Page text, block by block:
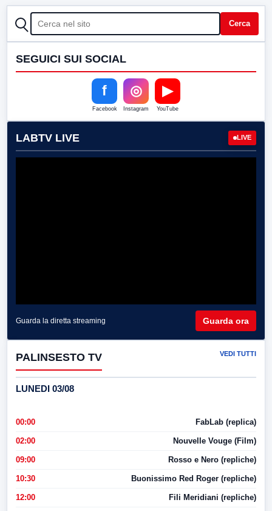
CERCA Cerca
SEGUICI SUI SOCIAL
f
Facebook
◎
Instagram
▶
YouTube
LABTV LIVE LIVE
Guarda la diretta streaming Guarda ora
PALINSESTO TV VEDI TUTTI
LUNEDI 03/08
00:00 FabLab (replica)
02:00 Nouvelle Vouge (Film)
09:00 Rosso e Nero (repliche)
10:30 Buonissimo Red Roger (repliche)
12:00 Fili Meridiani (repliche)